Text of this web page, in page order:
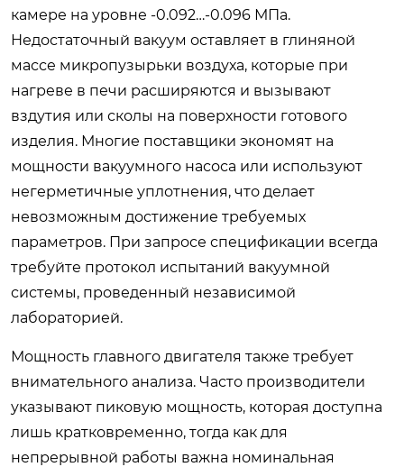
камере на уровне -0.092…-0.096 МПа.
Недостаточный вакуум оставляет в глиняной
массе микропузырьки воздуха, которые при
нагреве в печи расширяются и вызывают
вздутия или сколы на поверхности готового
изделия. Многие поставщики экономят на
мощности вакуумного насоса или используют
негерметичные уплотнения, что делает
невозможным достижение требуемых
параметров. При запросе спецификации всегда
требуйте протокол испытаний вакуумной
системы, проведенный независимой
лабораторией.
Мощность главного двигателя также требует
внимательного анализа. Часто производители
указывают пиковую мощность, которая доступна
лишь кратковременно, тогда как для
непрерывной работы важна номинальная